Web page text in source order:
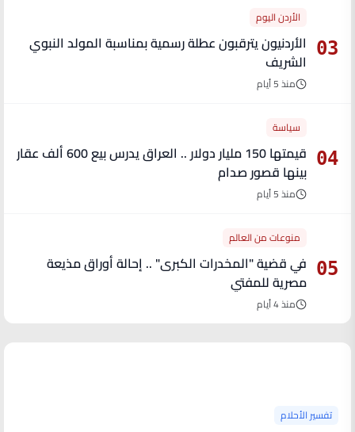
03
الأردن اليوم
الأردنيون يترقبون عطلة رسمية بمناسبة المولد النبوي
الشريف
منذ 5 أيام
04
سياسة
قيمتها 150 مليار دولار .. العراق يدرس بيع 600 ألف عقار
بينها قصور صدام
منذ 5 أيام
05
منوعات من العالم
في قضية "المخدرات الكبرى" .. إحالة أوراق مذيعة
مصرية للمفتي
منذ 4 أيام
تفسير الأحلام